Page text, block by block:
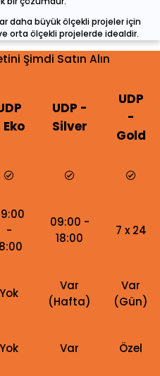
daha büyük ölçekli projeler için
orta ölçekli projelerde idealdir.
Şimdi Satın Alın
UDP -
Silver
UDP
-
Gold
-
09:00 -
18:00
7 x 24
Yok
Var
(Hafta)
Var
(Gün)
Yok Var Özel